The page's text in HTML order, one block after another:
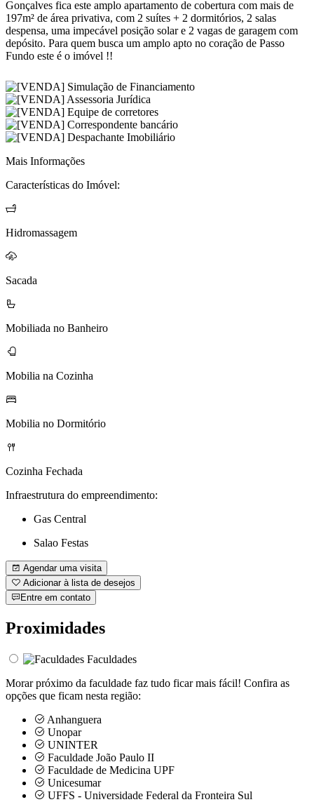
Gonçalves fica este amplo apartamento de cobertura com mais de
197m² de área privativa, com 2 suítes + 2 dormitórios, 2 salas
despensa, uma impecável posição solar e 2 vagas de garagem com
depósito. Para quem busca um amplo apto no coração de Passo
Fundo este é o imóvel !!
Mais Informações
Características do Imóvel:
Hidromassagem
Sacada
Mobiliada no Banheiro
Mobilia na Cozinha
Mobilia no Dormitório
Cozinha Fechada
Infraestrutura do empreendimento:
Gas Central
Salao Festas
Agendar uma visita
Adicionar à lista de desejos
Entre em contato
Proximidades
Faculdades
Morar próximo da faculdade faz tudo ficar mais fácil! Confira as
opções que ficam nesta região:
Anhanguera
Unopar
UNINTER
Faculdade João Paulo II
Faculdade de Medicina UPF
Unicesumar
UFFS - Universidade Federal da Fronteira Sul